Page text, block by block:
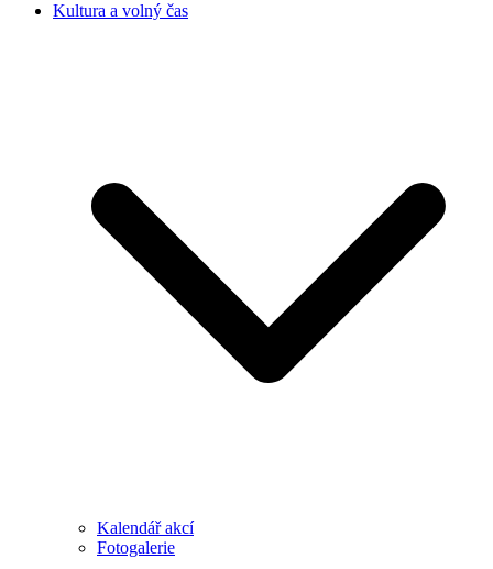
Kultura a volný čas
Kalendář akcí
Fotogalerie